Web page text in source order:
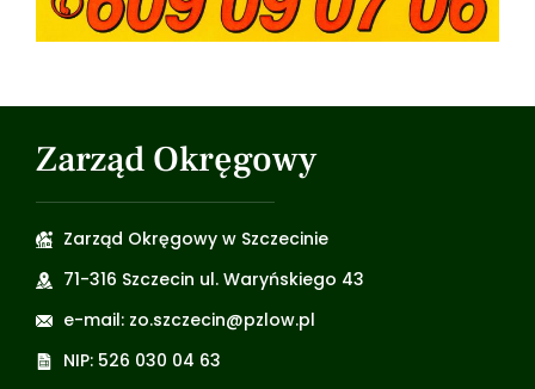
Zarząd Okręgowy
Zarząd Okręgowy w Szczecinie
71-316 Szczecin ul. Waryńskiego 43
e-mail: zo.szczecin@pzlow.pl
NIP: 526 030 04 63